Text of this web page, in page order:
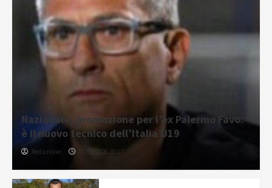
Nazionale, promozione per l’ex Palermo Favo:
è il nuovo tecnico dell’Italia U19
Redazione 07/08/2026 20:12